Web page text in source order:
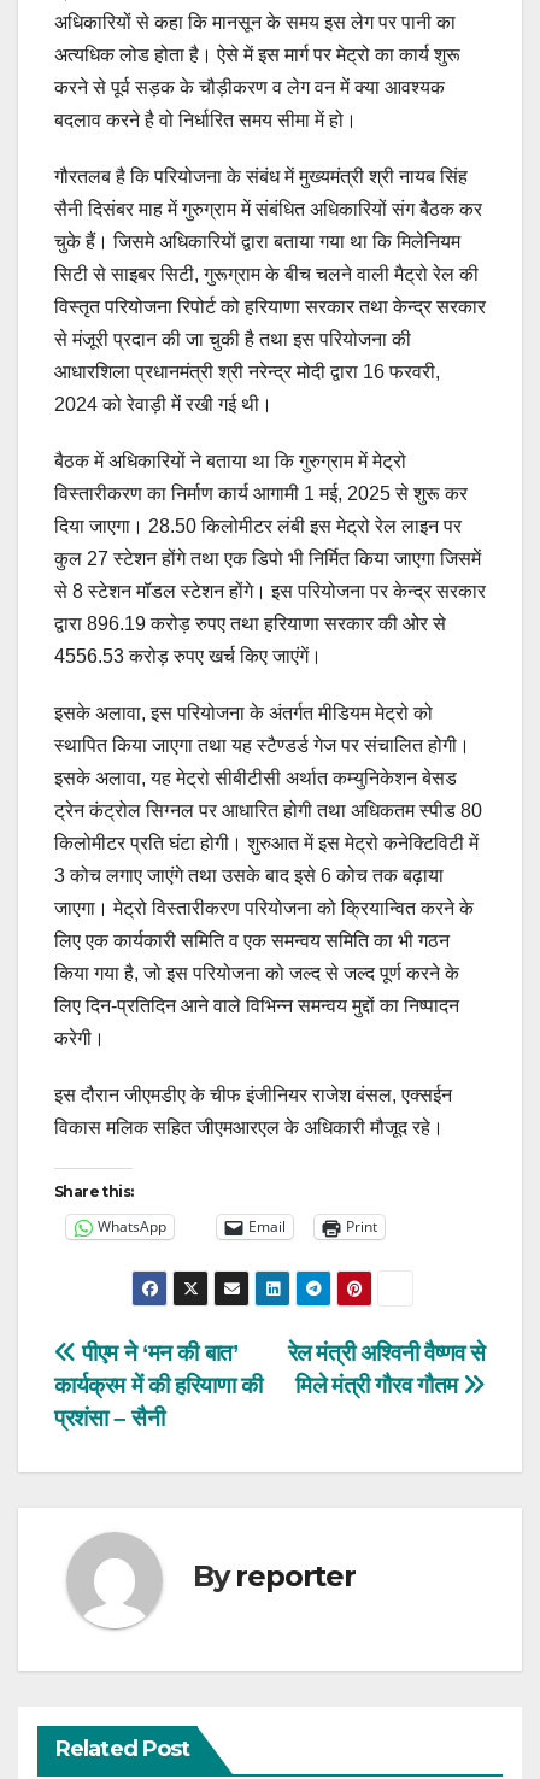
अधिकारियों से कहा कि मानसून के समय इस लेग पर पानी का
अत्यधिक लोड होता है। ऐसे में इस मार्ग पर मेट्रो का कार्य शुरू
करने से पूर्व सड़क के चौड़ीकरण व लेग वन में क्या आवश्यक
बदलाव करने है वो निर्धारित समय सीमा में हो।
गौरतलब है कि परियोजना के संबंध में मुख्यमंत्री श्री नायब सिंह
सैनी दिसंबर माह में गुरुग्राम में संबंधित अधिकारियों संग बैठक कर
चुके हैं। जिसमे अधिकारियों द्वारा बताया गया था कि मिलेनियम
सिटी से साइबर सिटी, गुरूग्राम के बीच चलने वाली मैट्रो रेल की
विस्तृत परियोजना रिपोर्ट को हरियाणा सरकार तथा केन्द्र सरकार
से मंजूरी प्रदान की जा चुकी है तथा इस परियोजना की
आधारशिला प्रधानमंत्री श्री नरेन्द्र मोदी द्वारा 16 फरवरी,
2024 को रेवाड़ी में रखी गई थी।
बैठक में अधिकारियों ने बताया था कि गुरुग्राम में मेट्रो
विस्तारीकरण का निर्माण कार्य आगामी 1 मई, 2025 से शुरू कर
दिया जाएगा। 28.50 किलोमीटर लंबी इस मेट्रो रेल लाइन पर
कुल 27 स्टेशन होंगे तथा एक डिपो भी निर्मित किया जाएगा जिसमें
से 8 स्टेशन मॉडल स्टेशन होंगे। इस परियोजना पर केन्द्र सरकार
द्वारा 896.19 करोड़ रुपए तथा हरियाणा सरकार की ओर से
4556.53 करोड़ रुपए खर्च किए जाएंगें।
इसके अलावा, इस परियोजना के अंतर्गत मीडियम मेट्रो को
स्थापित किया जाएगा तथा यह स्टैण्डर्ड गेज पर संचालित होगी।
इसके अलावा, यह मेट्रो सीबीटीसी अर्थात कम्युनिकेशन बेसड
ट्रेन कंट्रोल सिग्नल पर आधारित होगी तथा अधिकतम स्पीड 80
किलोमीटर प्रति घंटा होगी। शुरुआत में इस मेट्रो कनेक्टिविटी में
3 कोच लगाए जाएंगे तथा उसके बाद इसे 6 कोच तक बढ़ाया
जाएगा। मेट्रो विस्तारीकरण परियोजना को क्रियान्वित करने के
लिए एक कार्यकारी समिति व एक समन्वय समिति का भी गठन
किया गया है, जो इस परियोजना को जल्द से जल्द पूर्ण करने के
लिए दिन-प्रतिदिन आने वाले विभिन्न समन्वय मुद्दों का निष्पादन
करेगी।
इस दौरान जीएमडीए के चीफ इंजीनियर राजेश बंसल, एक्सईन
विकास मलिक सहित जीएमआरएल के अधिकारी मौजूद रहे।
Share this:
WhatsApp Email Print
Post
navigation
रेल मंत्री अश्विनी वैष्णव से
मिले मंत्री गौरव गौतम
पीएम ने ‘मन की बात’
कार्यक्रम में की हरियाणा की
प्रशंसा – सैनी
Byreporter
Related Post